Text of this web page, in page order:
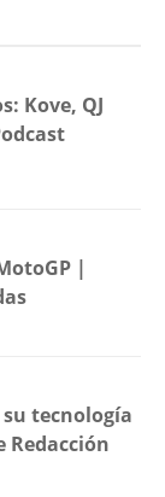
Kove, QJ
|
tecnología
Redacción